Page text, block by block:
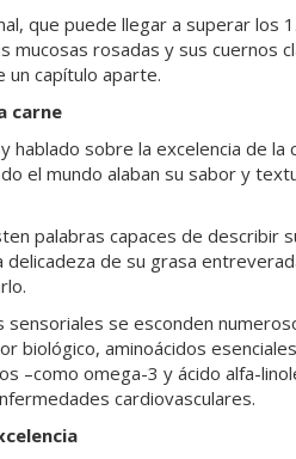
que puede llegar a superar los
mucosas rosadas y sus cuernos
un capítulo aparte.
carne
hablado sobre la excelencia de
el mundo alaban su sabor y
palabras capaces de
delicadeza de su grasa
sensoriales se esconden
biológico, aminoácidos
–como omega-3 y ácido alfa-
cardiovasculares.